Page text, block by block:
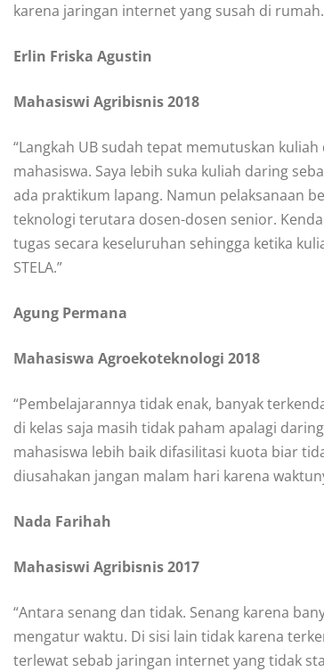
karena jaringan internet yang susah di
Erlin Friska Agustin
Mahasiswi Agribisnis 2018
“Langkah UB sudah tepat memutuskan
mahasiswa. Saya lebih suka kuliah daring
ada praktikum lapang. Namun pelaksanaan
teknologi terutara dosen-dosen senior.
tugas secara keseluruhan sehingga ketika
STELA.”
Agung Permana
Mahasiswa Agroekoteknologi 2018
“Pembelajarannya tidak enak, banyak
di kelas saja masih tidak paham apalagi
mahasiswa lebih baik difasilitasi kuota biar
diusahakan jangan malam hari karena
Nada Farihah
Mahasiswi Agribisnis 2017
“Antara senang dan tidak. Senang karena
mengatur waktu. Di sisi lain tidak karena
terlewat sebab jaringan internet yang tidak